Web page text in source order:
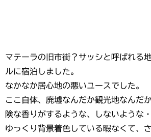
マテーラの旧市街？サッシと呼ばれる
ルに宿泊しました。
なかなか居心地の悪いユースでした。
ここ自体、廃墟なんだか観光地なんだ
険な香りがするような、しないような・
ゆっくり背景着色している暇なくて、